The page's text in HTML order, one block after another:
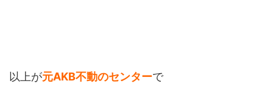
以上が元AKB不動のセンターで